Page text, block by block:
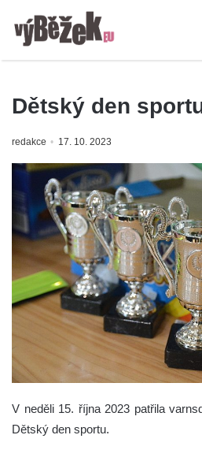
Dětský den
redakce 17. 10. 2023
V neděli 15. října 2023 patřila
Dětský den sportu.